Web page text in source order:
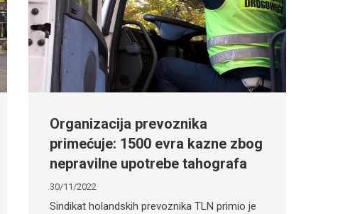
Organizacija prevoznika
primećuje: 1500 evra kazne zbog
nepravilne upotrebe tahografa
30/11/2022
Sindikat holandskih prevoznika TLN primio je